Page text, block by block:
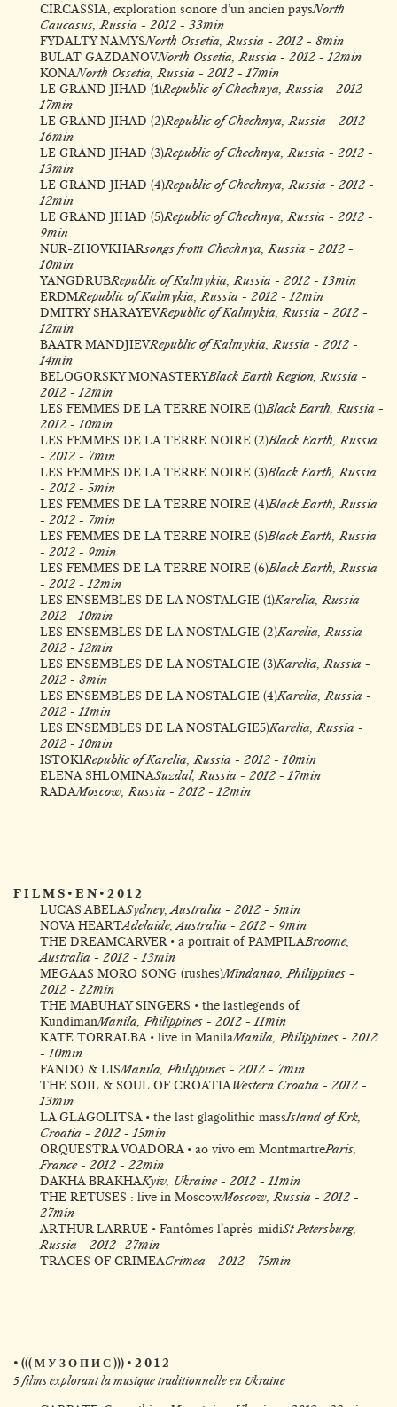
CIRCASSIA, exploration sonore d’un ancien paysNorth
Caucasus, Russia - 2012 - 33min
FYDALTY NAMYSNorth Ossetia, Russia - 2012 - 8min
BULAT GAZDANOVNorth Ossetia, Russia - 2012 - 12min
KONANorth Ossetia, Russia - 2012 - 17min
LE GRAND JIHAD (1)Republic of Chechnya, Russia - 2012 -
17min
LE GRAND JIHAD (2)Republic of Chechnya, Russia - 2012 -
16min
LE GRAND JIHAD (3)Republic of Chechnya, Russia - 2012 -
13min
LE GRAND JIHAD (4)Republic of Chechnya, Russia - 2012 -
12min
LE GRAND JIHAD (5)Republic of Chechnya, Russia - 2012 -
9min
NUR-ZHOVKHARsongs from Chechnya, Russia - 2012 -
10min
YANGDRUBRepublic of Kalmykia, Russia - 2012 - 13min
ERDMRepublic of Kalmykia, Russia - 2012 - 12min
DMITRY SHARAYEVRepublic of Kalmykia, Russia - 2012 -
12min
BAATR MANDJIEVRepublic of Kalmykia, Russia - 2012 -
14min
BELOGORSKY MONASTERYBlack Earth Region, Russia -
2012 - 12min
LES FEMMES DE LA TERRE NOIRE (1)Black Earth, Russia -
2012 - 10min
LES FEMMES DE LA TERRE NOIRE (2)Black Earth, Russia
- 2012 - 7min
LES FEMMES DE LA TERRE NOIRE (3)Black Earth, Russia
- 2012 - 5min
LES FEMMES DE LA TERRE NOIRE (4)Black Earth, Russia
- 2012 - 7min
LES FEMMES DE LA TERRE NOIRE (5)Black Earth, Russia
- 2012 - 9min
LES FEMMES DE LA TERRE NOIRE (6)Black Earth, Russia
- 2012 - 12min
LES ENSEMBLES DE LA NOSTALGIE (1)Karelia, Russia -
2012 - 10min
LES ENSEMBLES DE LA NOSTALGIE (2)Karelia, Russia -
2012 - 12min
LES ENSEMBLES DE LA NOSTALGIE (3)Karelia, Russia -
2012 - 8min
LES ENSEMBLES DE LA NOSTALGIE (4)Karelia, Russia -
2012 - 11min
LES ENSEMBLES DE LA NOSTALGIE5)Karelia, Russia -
2012 - 10min
ISTOKIRepublic of Karelia, Russia - 2012 - 10min
ELENA SHLOMINASuzdal, Russia - 2012 - 17min
RADAMoscow, Russia - 2012 - 12min
F I L M S • E N • 2 0 1 2
LUCAS ABELASydney, Australia - 2012 - 5min
NOVA HEARTAdelaide, Australia - 2012 - 9min
THE DREAMCARVER • a portrait of PAMPILABroome,
Australia - 2012 - 13min
MEGAAS MORO SONG (rushes)Mindanao, Philippines -
2012 - 22min
THE MABUHAY SINGERS • the lastlegends of
KundimanManila, Philippines - 2012 - 11min
KATE TORRALBA • live in ManilaManila, Philippines - 2012
- 10min
FANDO & LISManila, Philippines - 2012 - 7min
THE SOIL & SOUL OF CROATIAWestern Croatia - 2012 -
13min
LA GLAGOLITSA • the last glagolithic massIsland of Krk,
Croatia - 2012 - 15min
ORQUESTRA VOADORA • ao vivo em MontmartreParis,
France - 2012 - 22min
DAKHA BRAKHAKyiv, Ukraine - 2012 - 11min
THE RETUSES : live in MoscowMoscow, Russia - 2012 -
27min
ARTHUR LARRUE • Fantômes l’après-midiSt Petersburg,
Russia - 2012 -27min
TRACES OF CRIMEACrimea - 2012 - 75min
• ((( М У З О П И С ))) • 2 0 1 2
5 films explorant la musique traditionnelle en Ukraine